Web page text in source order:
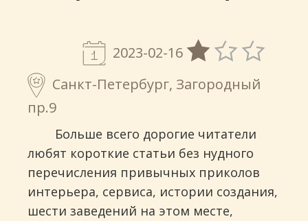
2023-02-16
Санкт-Петербург, Загородный
пр.9
Больше всего дорогие читатели
любят короткие статьи без нудного
перечисления привычных приколов
интерьера, сервиса, истории создания,
шести заведений на этом месте,